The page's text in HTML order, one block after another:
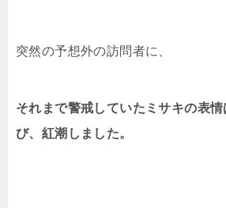
突然の予想外の訪問者に、
それまで警戒していたミサキの表
び、紅潮しました。